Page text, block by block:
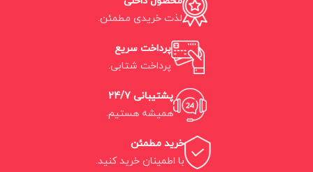
لذت خریدی مطمئن.
پرداخت سریع
پرداخت شتابی.
پشتیبانی 24/7
همیشه هستیم.
خرید مطمئن
با اطمینان خرید کنید.